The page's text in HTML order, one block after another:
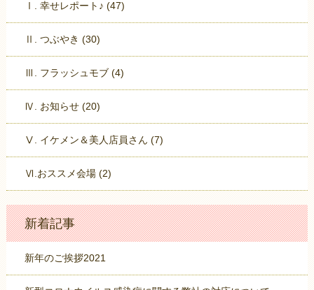
Ⅰ. 幸せレポート♪ (47)
Ⅱ. つぶやき (30)
Ⅲ. フラッシュモブ (4)
Ⅳ. お知らせ (20)
Ⅴ. イケメン＆美人店員さん (7)
Ⅵ.おススメ会場 (2)
新着記事
新年のご挨拶2021